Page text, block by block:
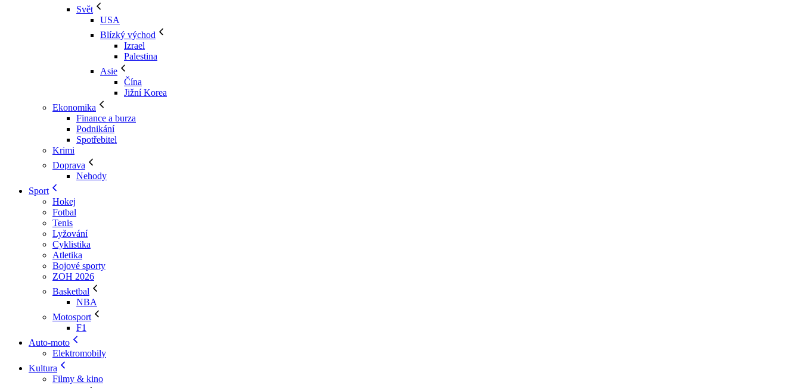
Svět
USA
Blízký východ
Izrael
Palestina
Asie
Čína
Jižní Korea
Ekonomika
Finance a burza
Podnikání
Spotřebitel
Krimi
Doprava
Nehody
Sport
Hokej
Fotbal
Tenis
Lyžování
Cyklistika
Atletika
Bojové sporty
ZOH 2026
Basketbal
NBA
Motosport
F1
Auto-moto
Elektromobily
Kultura
Filmy & kino